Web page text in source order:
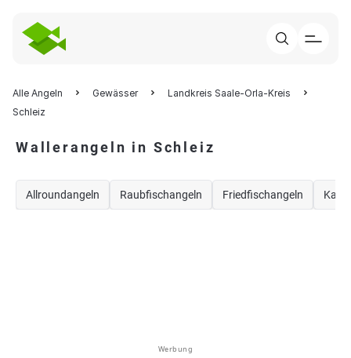
Alle Angeln Gewässer
Landkreis Saale-Orla-Kreis
Schleiz
Wallerangeln in Schleiz
Allroundangeln Raubfischangeln Friedfischangeln
Werbung